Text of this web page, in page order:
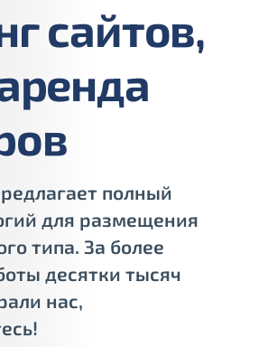
сайтов,
полный
для размещения
типа. За более
десятки тысяч
нас,